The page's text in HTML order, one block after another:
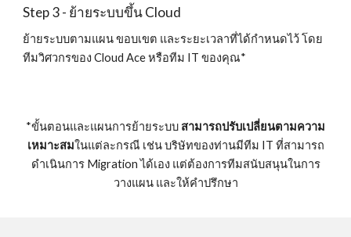
Step 3 - ย้ายระบบขึ้น Cloud
ย้ายระบบตามแผน ขอบเขต และระยะเวลาที่ได้กำหนดไว้ โดย
ทีมวิศวกรของ Cloud Ace หรือทีม IT ของคุณ*
*ขั้นตอนและแผนการย้ายระบบ สามารถปรับเปลี่ยนตามความ
เหมาะสมในแต่ละกรณี เช่น บริษัทของท่านมีทีม IT ที่สามารถ
ดำเนินการ Migration ได้เอง แต่ต้องการทีมสนับสนุนในการ
วางแผน และให้คำปรึกษา